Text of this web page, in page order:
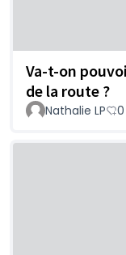
Va-t-on
de la route ?
Nathalie LP 0